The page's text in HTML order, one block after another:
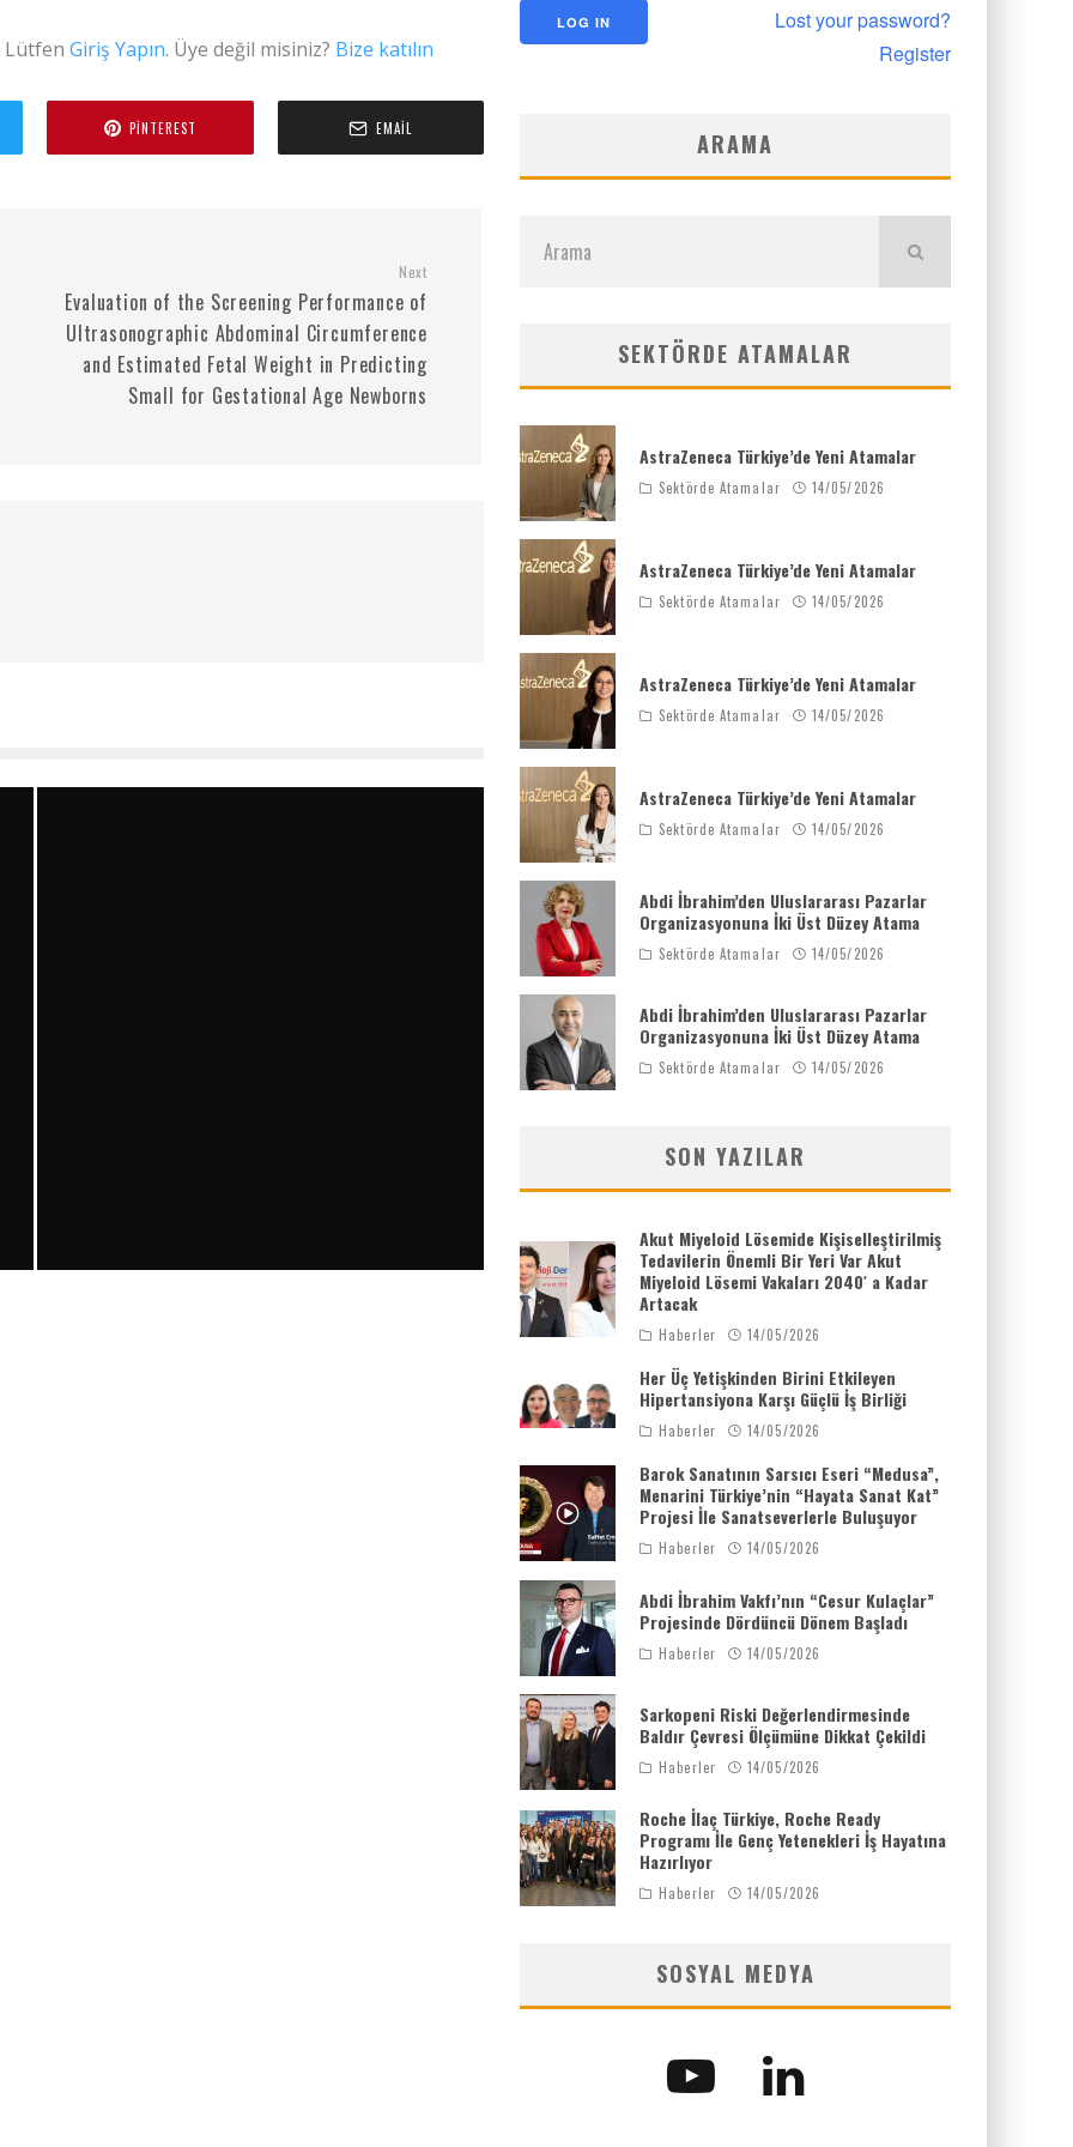
Lütfen Giriş Yapın. Üye değil misiniz? Bize katılın
PINTEREST EMAIL
Next
Evaluation of the Screening Performance of
Ultrasonographic Abdominal Circumference
and Estimated Fetal Weight in Predicting
Small for Gestational Age Newborns
Lost your password?
Register
ARAMA
SEKTÖRDE ATAMALAR
AstraZeneca Türkiye’de Yeni Atamalar
Sektörde Atamalar 14/05/2026
AstraZeneca Türkiye’de Yeni Atamalar
Sektörde Atamalar 14/05/2026
AstraZeneca Türkiye’de Yeni Atamalar
Sektörde Atamalar 14/05/2026
AstraZeneca Türkiye’de Yeni Atamalar
Sektörde Atamalar 14/05/2026
Abdi İbrahim’den Uluslararası Pazarlar
Organizasyonuna İki Üst Düzey Atama
Sektörde Atamalar 14/05/2026
Abdi İbrahim’den Uluslararası Pazarlar
Organizasyonuna İki Üst Düzey Atama
Sektörde Atamalar 14/05/2026
SON YAZILAR
Akut Miyeloid Lösemide Kişiselleştirilmiş
Tedavilerin Önemli Bir Yeri Var Akut
Miyeloid Lösemi Vakaları 2040′ a Kadar
Artacak
Haberler 14/05/2026
Her Üç Yetişkinden Birini Etkileyen
Hipertansiyona Karşı Güçlü İş Birliği
Haberler 14/05/2026
Barok Sanatının Sarsıcı Eseri “Medusa”,
Menarini Türkiye’nin “Hayata Sanat Kat”
Projesi İle Sanatseverlerle Buluşuyor
Haberler 14/05/2026
Abdi İbrahim Vakfı’nın “Cesur Kulaçlar”
Projesinde Dördüncü Dönem Başladı
Haberler 14/05/2026
Sarkopeni Riski Değerlendirmesinde
Baldır Çevresi Ölçümüne Dikkat Çekildi
Haberler 14/05/2026
Roche İlaç Türkiye, Roche Ready
Programı İle Genç Yetenekleri İş Hayatına
Hazırlıyor
Haberler 14/05/2026
SOSYAL MEDYA